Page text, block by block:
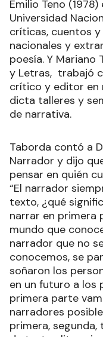
Emilio Teno
Universidad
críticas, cuentos
nacionales y
poesía. Y
y Letras, trabajó
crítico y editor en
dicta talleres y
de narrativa.
Taborda contó a
Narrador y dijo
pensar en quién
“El narrador
texto, ¿qué
narrar en primera
mundo que
narrador que no
conocemos, se
soñaron los
en un futuro a los
primera parte
narradores
primera,